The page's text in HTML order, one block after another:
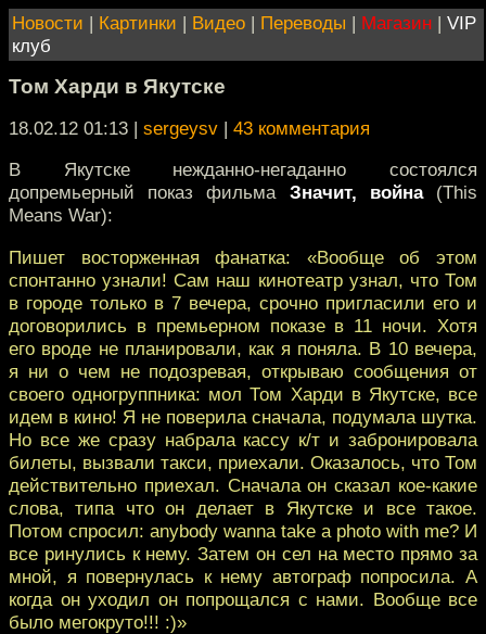
Новости | Картинки | Видео | Переводы | Магазин | VIP
клуб
Том Харди в Якутске
18.02.12 01:13 | sergeysv | 43 комментария
В Якутске нежданно-негаданно состоялся
допремьерный показ фильма Значит, война(This
Means War):
Пишет восторженная фанатка: «Вообще об этом
спонтанно узнали! Сам наш кинотеатр узнал, что Том
в городе только в 7 вечера, срочно пригласили его и
договорились в премьерном показе в 11 ночи. Хотя
его вроде не планировали, как я поняла. В 10 вечера,
я ни о чем не подозревая, открываю сообщения от
своего одногруппника: мол Том Харди в Якутске, все
идем в кино! Я не поверила сначала, подумала шутка.
Но все же сразу набрала кассу к/т и забронировала
билеты, вызвали такси, приехали. Оказалось, что Том
действительно приехал. Сначала он сказал кое-какие
слова, типа что он делает в Якутске и все такое.
Потом спросил: anybody wanna take a photo with me? И
все ринулись к нему. Затем он сел на место прямо за
мной, я повернулась к нему автограф попросила. А
когда он уходил он попрощался с нами. Вообще все
было мегокруто!!! :)»